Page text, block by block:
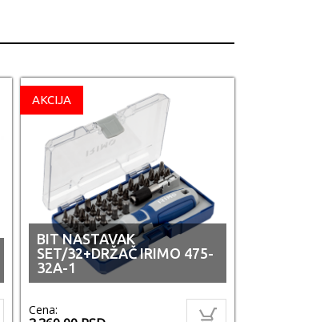
AKCIJA
BIT NASTAVAK
SET/32+DRŽAČ IRIMO 475-
32A-1
Cena: